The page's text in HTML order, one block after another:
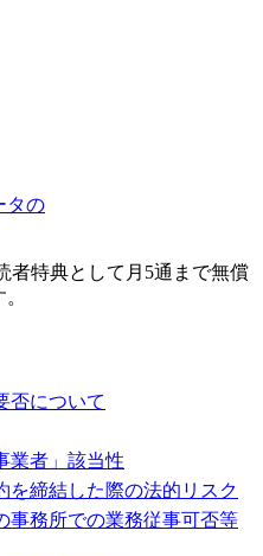
タの
者特典として月5通まで無償
否について
業者」該当性
を締結した際の法的リスク
事務所での業務従事可否等